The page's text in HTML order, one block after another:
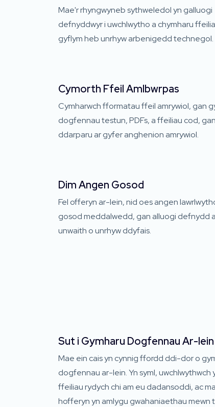
Mae'r rhyngwyneb sythweledol yn galluogi
defnyddwyr i uwchlwytho a chymharu
gyflym heb unrhyw arbenigedd technegol.
Cymorth Ffeil Amlbwrpas
Cymharwch fformatau ffeil amrywiol, gan
dogfennau testun, PDFs, a ffeiliau cod, gan
ddarparu ar gyfer anghenion amrywiol.
Dim Angen Gosod
Fel offeryn ar-lein, nid oes angen
gosod meddalwedd, gan alluogi defnydd
unwaith o unrhyw ddyfais.
Sut i Gymharu Dogfennau Ar-lein
Mae ein cais yn cynnig ffordd ddi-dor o
dogfennau ar-lein. Yn syml, uwchlwythwch
ffeiliau rydych chi am eu dadansoddi, ac
hofferyn yn amlygu gwahaniaethau mewn